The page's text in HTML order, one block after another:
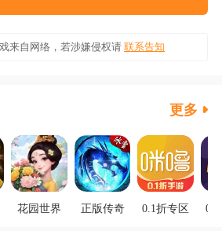
来自网络，若涉嫌侵权请 联系告知
更多
花园世界 正版传奇 0.1折专区